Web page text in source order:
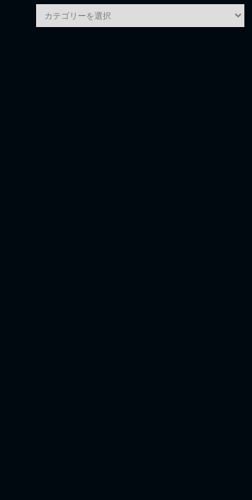
category